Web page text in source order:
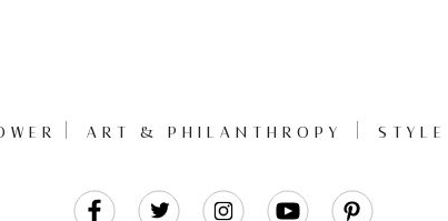
ART & PHILANTHROPY STYLE